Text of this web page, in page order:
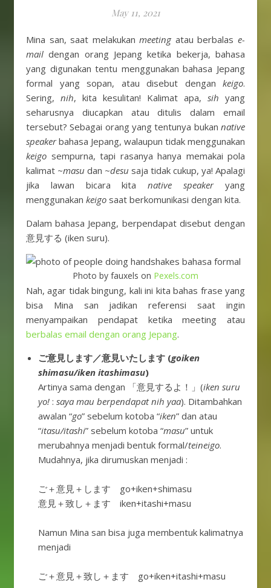
May 11, 2021
Mina san, saat melakukanmeetingatau berbalase-
mail dengan orang Jepang ketika bekerja, bahasa
yang digunakan tentu menggunakan bahasa Jepang
formal yang sopan, atau disebut dengan keigo.
Sering, nih, kita kesulitan! Kalimat apa, sih yang
seharusnya diucapkan atau ditulis dalam email
tersebut? Sebagai orang yang tentunya bukan native
speakerbahasa Jepang, walaupun tidak menggunakan
keigo sempurna, tapi rasanya hanya memakai pola
kalimat ~masu dan ~desu saja tidak cukup, ya! Apalagi
jika lawan bicara kitanative speakeryang
menggunakan keigo saat berkomunikasi dengan kita.
Dalam bahasa Jepang, berpendapat disebut dengan
意見する (iken suru).
Photo by fauxels on Pexels.com
Nah, agar tidak bingung, kali ini kita bahas frase yang
bisa Mina san jadikan referensi saat ingin
menyampaikan pendapat ketika meeting atau
berbalas email dengan orang Jepang.
ご意見します／意見いたします (goiken
shimasu/iken itashimasu)
Artinya sama dengan 「意見するよ！」(iken suru
yo! : saya mau berpendapat nih yaa). Ditambahkan
awalan “go” sebelum kotoba “iken” dan atau
“itasu/itashi” sebelum kotoba “masu” untuk
merubahnya menjadi bentuk formal/teineigo.
Mudahnya, jika dirumuskan menjadi :
ご＋意見＋します go+iken+shimasu
意見＋致し＋ます iken+itashi+masu
Namun Mina san bisa juga membentuk kalimatnya
menjadi
ご＋意見＋致し＋ます go+iken+itashi+masu